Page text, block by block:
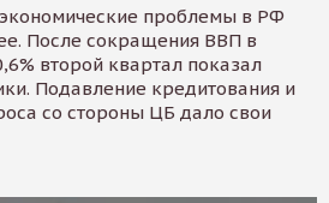
проблемы в РФ
После сокращения ВВП в
второй квартал показал
Подавление кредитования и
со стороны ЦБ дало свои